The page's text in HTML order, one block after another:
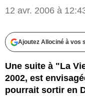
12 avr. 2006 à
Ajoutez Allociné à vos
Une suite à "La
2002, est
pourrait sortir en